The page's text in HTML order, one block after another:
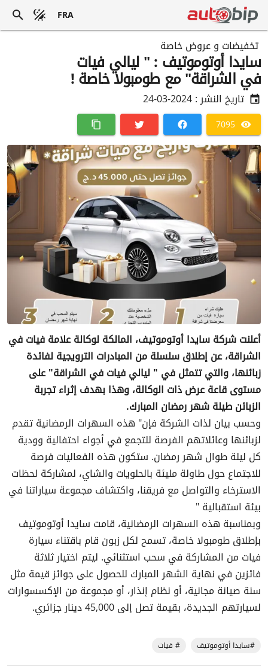
FRA
تخفيضات و عروض خاصة
سايدا أوتوموتيف : " ليالي فيات
في الشراقة" مع طومبولا خاصة !
تاريخ النشر :2024-03-24
7095
أعلنت شركة سايدا أوتوموتيف، المالكة لوكالة علامة فيات في
الشراقة، عن إطلاق سلسلة من المبادرات الترويجية لفائدة
زبائنها، والتي تتمثل في " ليالي فيات في الشراقة" على
مستوى قاعة عرض ذات الوكالة، وهذا بهدف إثراء تجربة
الزبائن طيلة شهر رمضان المبارك.
وحسب بيان لذات الشركة فإن" هذه السهرات الرمضانية تقدم
لزبائنها وعائلاتهم الفرصة للتجمع في أجواء احتفالية وودية
كل ليلة طوال شهر رمضان. ستكون هذه الفعاليات فرصة
للاجتماع حول طاولة مليئة بالحلويات والشاي، لمشاركة لحظات
الاسترخاء والتواصل مع فريقنا، واكتشاف مجموعة سياراتنا في
بيئة استقبالية "
وبمناسبة هذه السهرات الرمضانية، قامت سايدا أوتوموتيف
بإطلاق طومبولا خاصة، تسمح لكل زبون قام باقتناء سيارة
فيات من المشاركة في سحب استثنائي. ليتم اختيار ثلاثة
فائزين في نهاية الشهر المبارك للحصول على جوائز قيمة مثل
سنة صيانة مجانية، أو نظام إنذار، أو مجموعة من الإكسسوارات
لسيارتهم الجديدة، بقيمة تصل إلى 45,000 دينار جزائري.
#سايدا أوتوموتيف # فيات